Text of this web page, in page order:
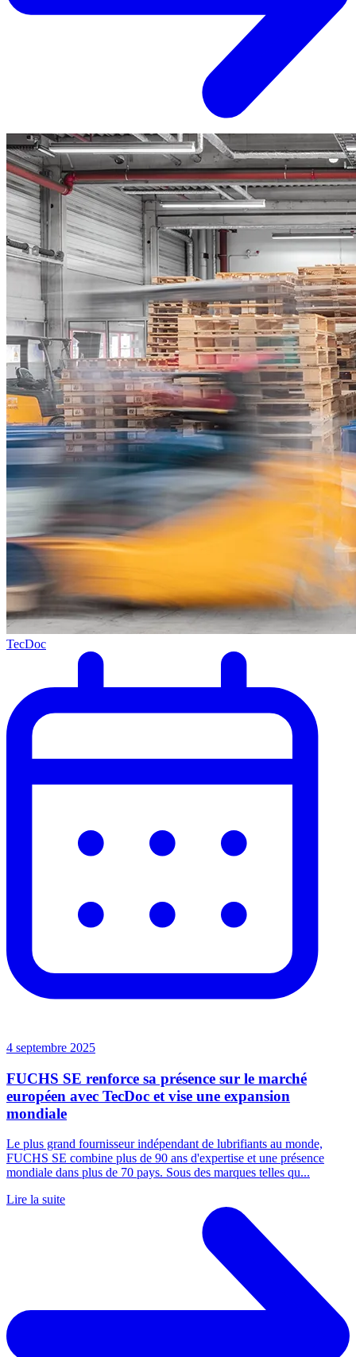
TecDoc
4 septembre 2025
FUCHS SE renforce sa présence sur le marché
européen avec TecDoc et vise une expansion
mondiale
Le plus grand fournisseur indépendant de lubrifiants au monde,
FUCHS SE combine plus de 90 ans d'expertise et une présence
mondiale dans plus de 70 pays. Sous des marques telles qu...
Lire la suite